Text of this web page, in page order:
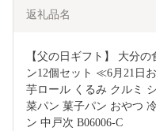
返礼品名
【父の日ギフト】 大分
ン12個セット ≪6月21日
芋ロール くるみ クルミ
菜パン 菓子パン おやつ
ン 中戸次 B06006-C